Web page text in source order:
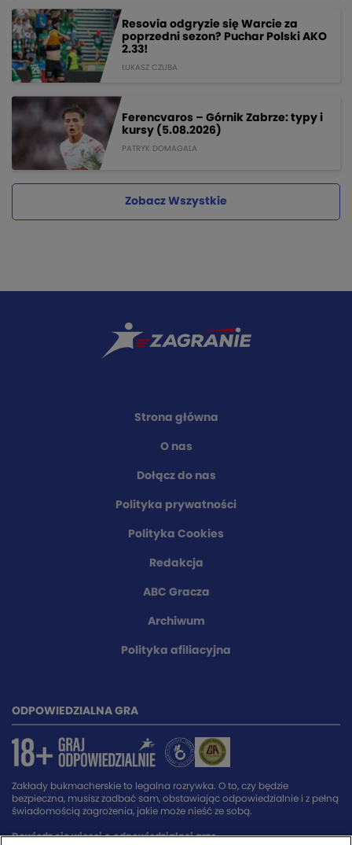
Resovia odgryzie się Warcie za
poprzedni sezon? Puchar Polski AKO
2.33!
ŁUKASZ CZUBA
Ferencvaros – Górnik Zabrze: typy i
kursy (5.08.2026)
PATRYK DOMAGALA
Zobacz Wszystkie
Strona główna
O nas
Dołącz do nas
Polityka prywatności
Polityka Cookies
Redakcja
ABC Gracza
Archiwum
Polityka afiliacyjna
ODPOWIEDZIALNA GRA
Zakłady bukmacherskie to legalna rozrywka. O to, czy będzie
bezpieczna, musisz zadbać sam, obstawiając odpowiedzialnie i z pełną
świadomością zagrożenia, jakie może nieść ze sobą.
Dowiedz się więcej o odpowiedzialnej grze.